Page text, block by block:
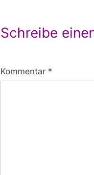
Schreibe
Kommentar *